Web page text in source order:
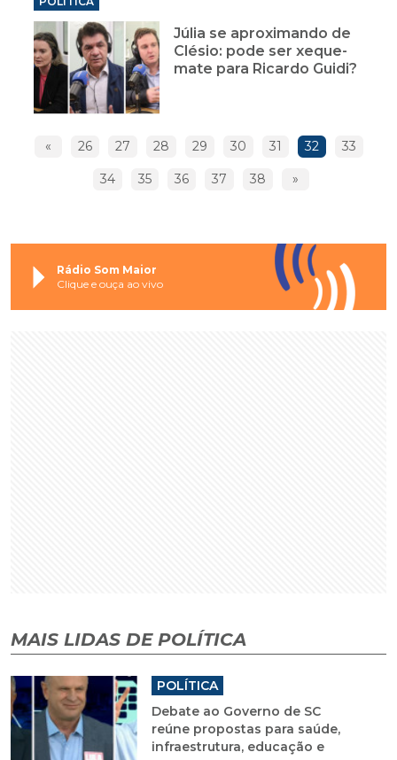
Júlia se aproximando de
Clésio: pode ser xeque-
mate para Ricardo Guidi?
« 26 27 28 29 30 31 32 33
34 35 36 37 38 »
Rádio Som Maior
Clique e ouça ao vivo
MAIS LIDAS DE POLÍTICA
POLÍTICA
Debate ao Governo de SC
reúne propostas para saúde,
infraestrutura, educação e